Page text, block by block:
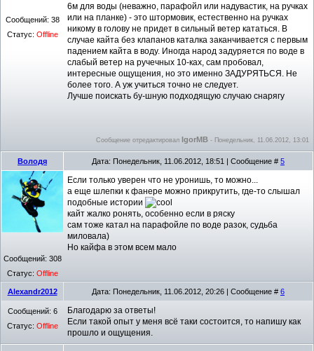
Сообщений: 38
Статус: Offline
6м для воды (неважно, парафойл или надувастик, на ручках
или на планке) - это штормовик, естественно на ручках
никому в голову не придет в сильный ветер кататься. В
случае кайта без клапанов каталка заканчивается с первым
падением кайта в воду. Иногда народ задуряется по воде в
слабый ветер на ручечных 10-ках, сам пробовал,
интересные ощущения, но это именно ЗАДУРЯТЬСЯ. Не
более того. А уж учиться точно не следует.
Лучше поискать бу-шную подходящую случаю снарягу
Сообщение отредактировал IgorMB - Понедельник, 11.06.2012, 13:01
Володя Дата: Понедельник, 11.06.2012, 18:51 | Сообщение # 5
Сообщений: 308
Статус: Offline
Если только уверен что не уронишь, то можно...
а еще шлепки к фанере можно прикрутить, где-то слышал
подобные истории
кайт жалко ронять, особенно если в ряску
сам тоже катал на парафойле по воде разок, судьба
миловала)
Но кайфа в этом всем мало
Alexandr2012 Дата: Понедельник, 11.06.2012, 20:26 | Сообщение # 6
Сообщений: 6
Статус: Offline
Благодарю за ответы!
Если такой опыт у меня всё таки состоится, то напишу как
прошло и ощущения.